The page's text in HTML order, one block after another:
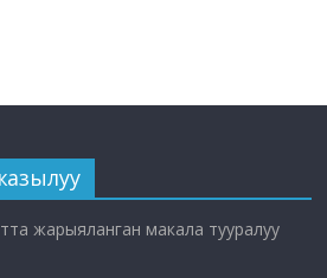
жарыяланган макала тууралуу